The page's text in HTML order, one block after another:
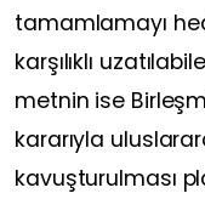
tamamlamayı
karşılıklı
metnin ise
kararıyla
kavuşturulması